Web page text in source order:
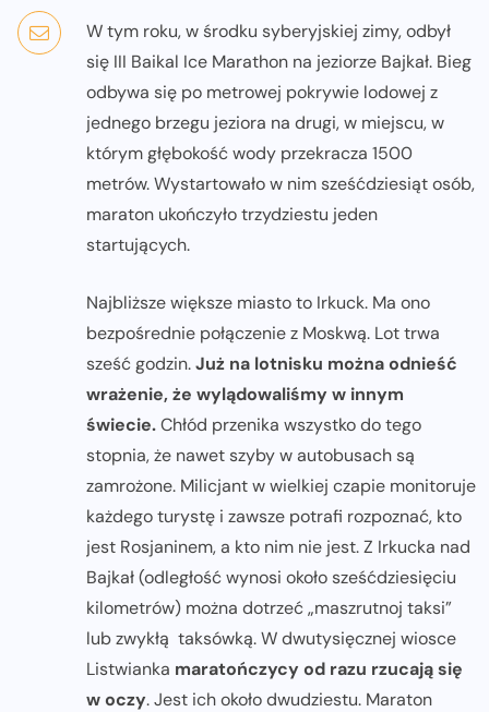
W tym roku, w środku syberyjskiej zimy, odbył
się III Baikal Ice Marathon na jeziorze Bajkał. Bieg
odbywa się po metrowej pokrywie lodowej z
jednego brzegu jeziora na drugi, w miejscu, w
którym głębokość wody przekracza 1500
metrów. Wystartowało w nim sześćdziesiąt osób,
maraton ukończyło trzydziestu jeden
startujących.
Najbliższe większe miasto to Irkuck. Ma ono
bezpośrednie połączenie z Moskwą. Lot trwa
sześć godzin.Już na lotnisku można odnieść
wrażenie, że wylądowaliśmy w innym
świecie.Chłód przenika wszystko do tego
stopnia, że nawet szyby w autobusach są
zamrożone. Milicjant w wielkiej czapie monitoruje
każdego turystę i zawsze potrafi rozpoznać, kto
jest Rosjaninem, a kto nim nie jest. Z Irkucka nad
Bajkał (odległość wynosi około sześćdziesięciu
kilometrów) można dotrzeć „maszrutnoj taksi”
lub zwykłą taksówką. W dwutysięcznej wiosce
Listwianka maratończycy od razu rzucają się
w oczy. Jest ich około dwudziestu. Maraton